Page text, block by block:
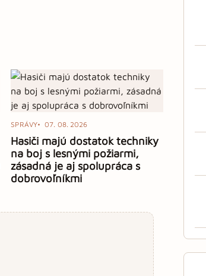
SPRÁVY 07. 08. 2026
Hasiči majú dostatok techniky
na boj s lesnými požiarmi,
zásadná je aj spolupráca s
dobrovoľníkmi